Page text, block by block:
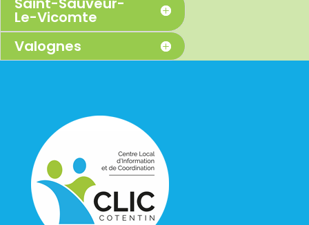
Le-Vicomte
Valognes